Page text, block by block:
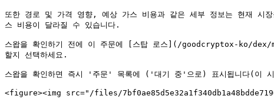
또한 경로 및 가격 영향, 예상 가스 비용과 같은 세부 정보는 현재 시
스 비용이 달라질 수 있습니다.
스왑을 확인하기 전에 이 주문에 [스탑 로스](/goodcryptox-ko/
할지 선택하세요.
스왑을 확인하면 즉시 '주문' 목록에 ('대기 중'으로) 표시됩니다(이 시
<figure><img src="/files/